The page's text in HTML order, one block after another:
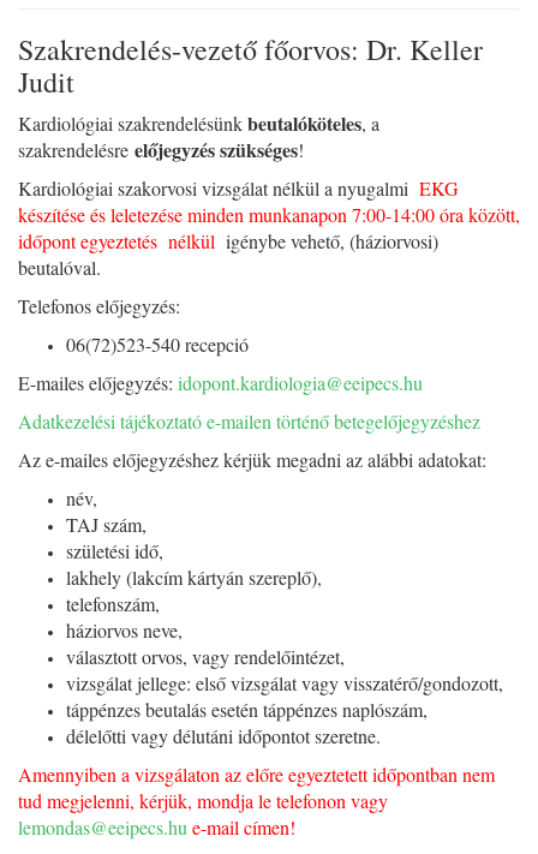
Szakrendelés-vezető főorvos: Dr. Keller
Judit
Kardiológiai szakrendelésünkbeutalóköteles, a
szakrendelésre előjegyzés szükséges!
Kardiológiai szakorvosi vizsgálat nélkül a nyugalmi EKG
készítése és leletezése minden munkanapon 7:00-14:00 óra között,
időpont egyeztetés nélkül igénybe vehető, (háziorvosi)
beutalóval.
Telefonos előjegyzés:
06(72)523-540 recepció
E-mailes előjegyzés: idopont.kardiologia@eeipecs.hu
Adatkezelési tájékoztató e-mailen történő betegelőjegyzéshez
Az e-mailes előjegyzéshez kérjük megadni az alábbi adatokat:
név,
TAJ szám,
születési idő,
lakhely (lakcím kártyán szereplő),
telefonszám,
háziorvos neve,
választott orvos, vagy rendelőintézet,
vizsgálat jellege: első vizsgálat vagy visszatérő/gondozott,
táppénzes beutalás esetén táppénzes naplószám,
délelőtti vagy délutáni időpontot szeretne.
Amennyiben a vizsgálaton az előre egyeztetett időpontban nem
tud megjelenni, kérjük, mondja le telefonon vagy
lemondas@eeipecs.hu e-mail címen!